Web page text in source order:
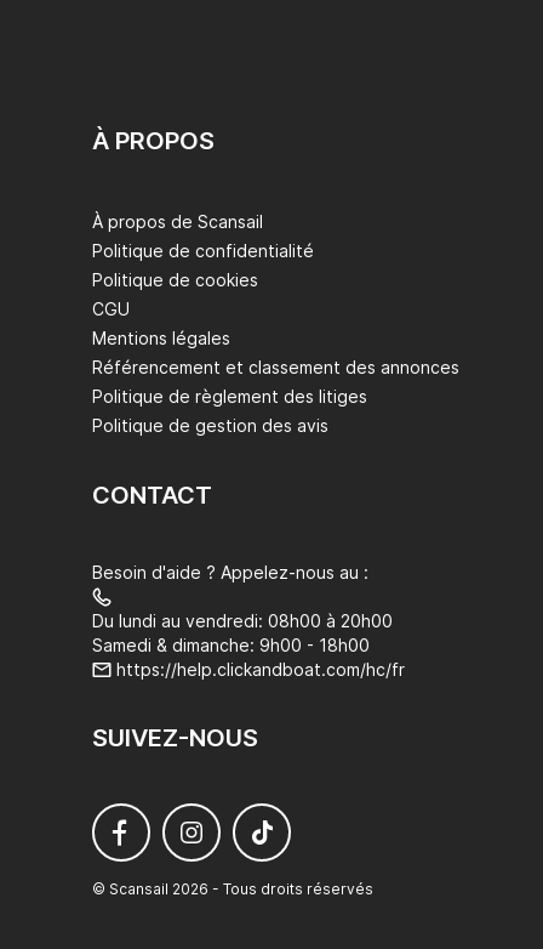
À PROPOS
À propos de Scansail
Politique de confidentialité
Politique de cookies
CGU
Mentions légales
Référencement et classement des annonces
Politique de règlement des litiges
Politique de gestion des avis
CONTACT
Besoin d'aide ? Appelez-nous au :
Du lundi au vendredi: 08h00 à 20h00
Samedi & dimanche: 9h00 - 18h00
https://help.clickandboat.com/hc/fr
SUIVEZ-NOUS
© Scansail 2026 - Tous droits réservés